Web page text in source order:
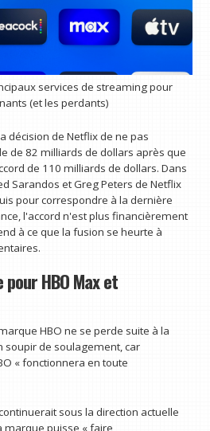
services de streaming pour
(et les perdants)
décision de Netflix de ne pas
de 82 milliards de dollars après que
de 110 milliards de dollars. Dans
Sarandos et Greg Peters de Netflix
pour correspondre à la dernière
l'accord n'est plus financièrement
à ce que la fusion se heurte à
HBO Max et
HBO ne se perde suite à la
soupir de soulagement, car
« fonctionnera en toute
sous la direction actuelle
marque puisse « faire